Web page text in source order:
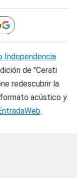
Independencia
de "Cerati
redescubrir la
acústico y
.